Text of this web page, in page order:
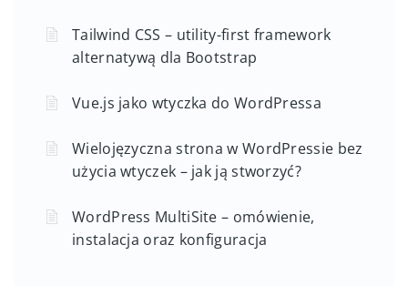
Tailwind CSS – utility-first framework
alternatywą dla Bootstrap
Vue.js jako wtyczka do WordPressa
Wielojęzyczna strona w WordPressie bez
użycia wtyczek – jak ją stworzyć?
WordPress MultiSite – omówienie,
instalacja oraz konfiguracja